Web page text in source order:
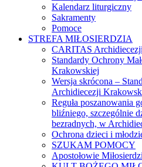
Kalendarz liturgiczny
Sakramenty
Pomoce
STREFA MIŁOSIERDZIA
CARITAS
Standardy Ochrony
Krakowskiej
Wersja skrócona –
Archidiecezji
Reguła poszanowania
bliźniego, szczególnie
bezradnych, w
Ochrona dzieci i
SZUKAM POMOCY
Apostołowie